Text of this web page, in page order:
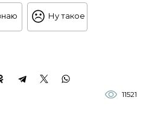
Ну такое
11521